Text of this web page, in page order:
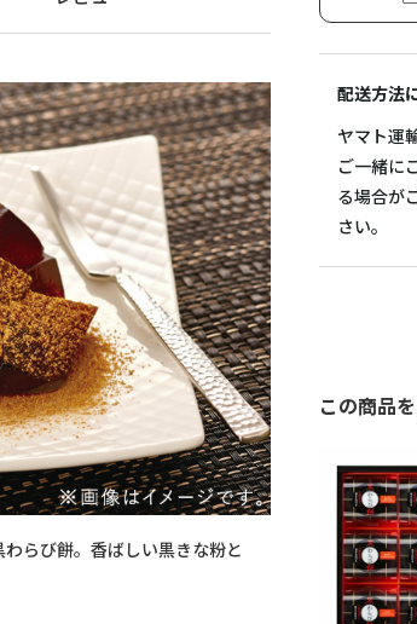
らび餅。香ばしい黒きな粉と
配送方法
ヤマト運
ご一緒に
る場合が
さい。
この商品